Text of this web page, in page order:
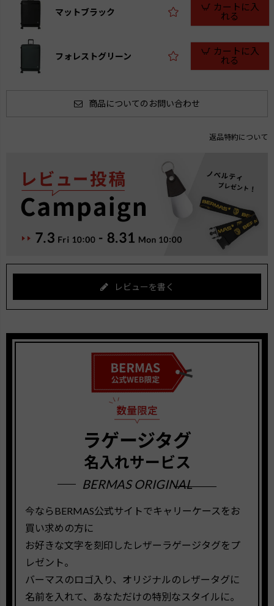
マットブラック
カートに入
れる
フォレストグリーン
カートに入
れる
商品についてのお問い合わせ
返品特約について
レビューを書く
ラゲージタグ
名入れサービス
BERMAS ORIGINAL
今ならBERMAS公式サイトでキャリーケースをお
買い求めの方に
お好きな文字を刻印したレザーラゲージタグをプ
レゼント。
バーマスのロゴ入り、オリジナルのレザータグに
名前を入れて、あなただけの特別なスタイルに。